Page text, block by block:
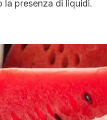
la presenza di liquidi.